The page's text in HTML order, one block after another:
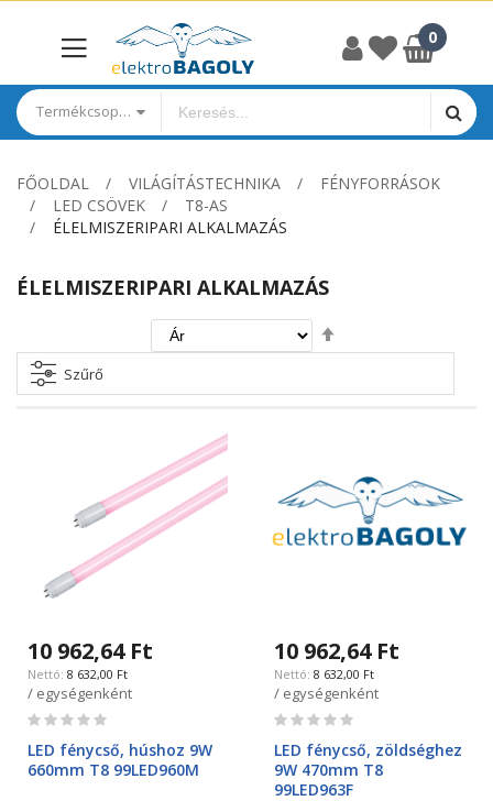
Termékcsoportok
FŐOLDAL VILÁGÍTÁSTECHNIKA
FÉNYFORRÁSOK
LED CSÖVEK
T8-AS
ÉLELMISZERIPARI ALKALMAZÁS
ÉLELMISZERIPARI ALKALMAZÁS
irány
Szűrő
10 962,64 Ft
8 632,00 Ft
/ egységenként
Rating:
LED fénycső, húshoz 9W
660mm T8 99LED960M
10 962,64 Ft
8 632,00 Ft
/ egységenként
Rating:
LED fénycső, zöldséghez
9W 470mm T8
99LED963F